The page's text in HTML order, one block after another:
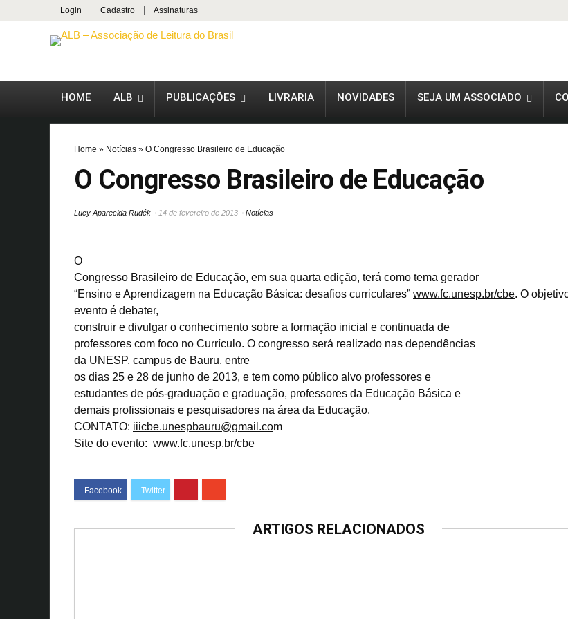
Login Cadastro Assinaturas
HOME ALB PUBLICAÇÕES LIVRARIA NOVIDADES SEJA UM ASSOCIADO
Home » Notícias » O Congresso Brasileiro de Educação
O Congresso Brasileiro de Educação
Lucy Aparecida Rudék 14 de fevereiro de 2013 Notícias
O
Congresso Brasileiro de Educação, em sua quarta edição, terá como tema gerador
“Ensino e Aprendizagem na Educação Básica: desafios curriculares” www.fc.unesp.br/cbe. O
evento é debater,
construir e divulgar o conhecimento sobre a formação inicial e continuada de
professores com foco no Currículo. O congresso será realizado nas dependências
da UNESP, campus de Bauru, entre
os dias 25 e 28 de junho de 2013, e tem como público alvo professores e
estudantes de pós-graduação e graduação, professores da Educação Básica e
demais profissionais e pesquisadores na área da Educação.
CONTATO: iiicbe.unespbauru@gmail.com
Site do evento: www.fc.unesp.br/cbe
ARTIGOS RELACIONADOS